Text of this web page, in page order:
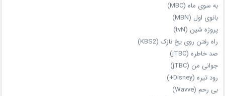
به سوی ماه (MBC)
بانوی اول (MBN)
پروژه شین (tvN)
راه رفتن روی یخ نازک (KBS2)
صد خاطره (jTBC)
جوانی من (jTBC)
رود تیره (Disney+)
بی‌ رحم (Wavve)